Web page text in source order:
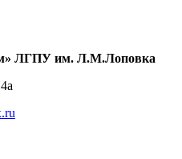
ЛГПУ им. Л.М.Лоповка